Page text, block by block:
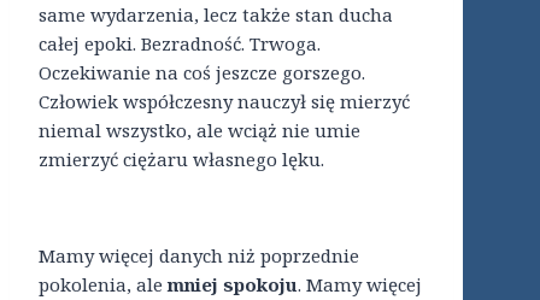
same wydarzenia, lecz także stan ducha
całej epoki. Bezradność. Trwoga.
Oczekiwanie na coś jeszcze gorszego.
Człowiek współczesny nauczył się mierzyć
niemal wszystko, ale wciąż nie umie
zmierzyć ciężaru własnego lęku.
Mamy więcej danych niż poprzednie
pokolenia, alemniej spokoju. Mamy więcej